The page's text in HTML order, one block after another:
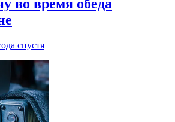
во время обеда
спустя